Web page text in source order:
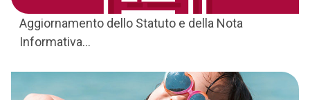
Aggiornamento dello Statuto e della Nota
Informativa...